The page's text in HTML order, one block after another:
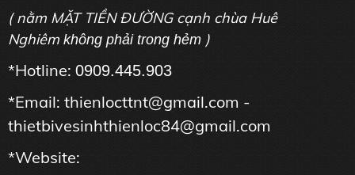
( nằm MẶT TIỀN ĐƯỜNG cạnh chùa Huê
Nghiêm không phải trong hẻm )
*Hotline: 0909.445.903
*Email: thienlocttnt@gmail.com -
thietbivesinhthienloc84@gmail.com
*Website: